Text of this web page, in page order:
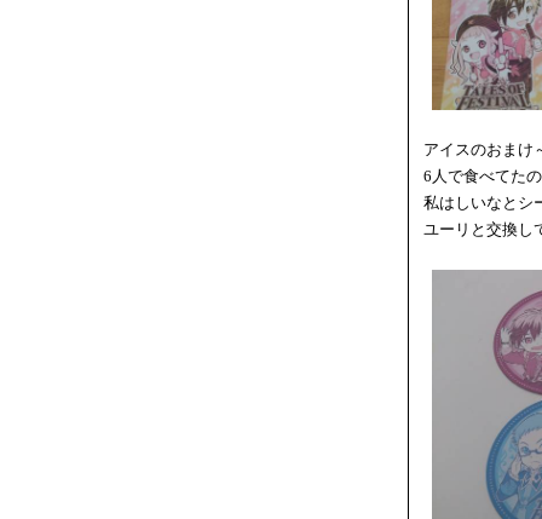
アイスのおまけ
6人で食べてた
私はしいなとシ
ユーリと交換し